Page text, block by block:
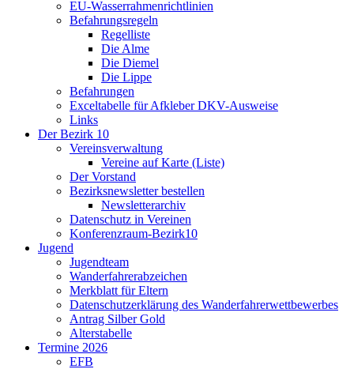
EU-Wasserrahmenrichtlinien
Befahrungsregeln
Regelliste
Die Alme
Die Diemel
Die Lippe
Befahrungen
Exceltabelle für Afkleber DKV-Ausweise
Links
Der Bezirk 10
Vereinsverwaltung
Vereine auf Karte (Liste)
Der Vorstand
Bezirksnewsletter bestellen
Newsletterarchiv
Datenschutz in Vereinen
Konferenzraum-Bezirk10
Jugend
Jugendteam
Wanderfahrerabzeichen
Merkblatt für Eltern
Datenschutzerklärung des Wanderfahrerwettbewerbes
Antrag Silber Gold
Alterstabelle
Termine 2026
EFB